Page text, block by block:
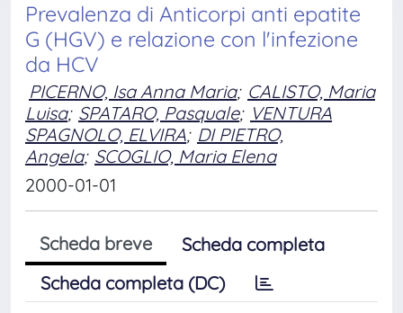
Prevalenza di Anticorpi anti epatite
G (HGV) e relazione con l'infezione
da HCV
PICERNO, Isa Anna Maria; CALISTO, Maria
Luisa; SPATARO, Pasquale; VENTURA
SPAGNOLO, ELVIRA; DI PIETRO,
Angela; SCOGLIO, Maria Elena
2000-01-01
Scheda breve
Scheda completa
Scheda completa (DC)